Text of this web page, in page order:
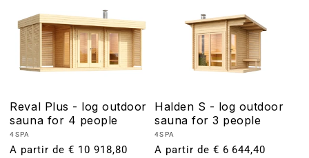
Reval Plus - log outdoor
sauna for 4 people
Proveedor:
4SPA
Precio
A partir de € 10 918,80
Halden S - log outdoor
sauna for 3 people
Proveedor:
4SPA
Precio
A partir de € 6 644,40